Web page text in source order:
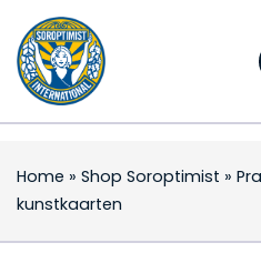
Home » Shop Soroptimist »
kunstkaarten